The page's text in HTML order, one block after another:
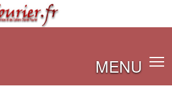
MENU